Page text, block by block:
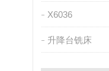
X6036
升降台铣床